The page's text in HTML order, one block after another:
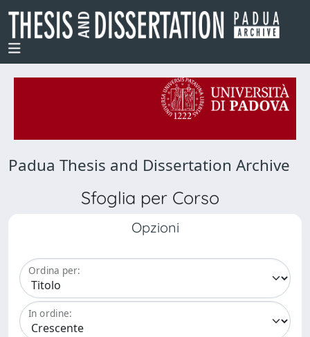
Padua Thesis and Dissertation Archive
Sfoglia per Corso
Opzioni
Ordina per:
In ordine: